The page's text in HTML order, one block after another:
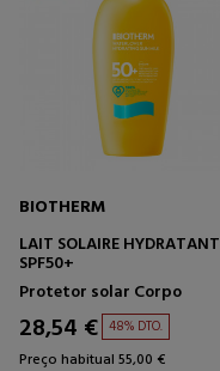
BIOTHERM
LAIT SOLAIRE HYDRATANT
SPF50+
Protetor solar Corpo
28,54 € 48% DTO.
Preço habitual 55,00 €